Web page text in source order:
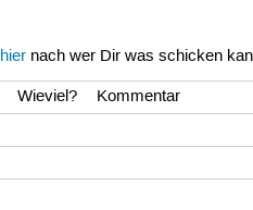
hier nach wer Dir was schicken
Wieviel?
Kommentar